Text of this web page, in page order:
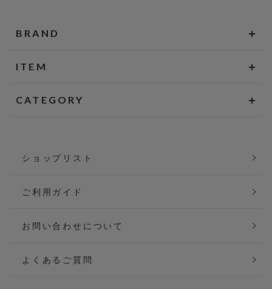
BRAND
ITEM
CATEGORY
ショップリスト
ご利用ガイド
お問い合わせについて
よくあるご質問